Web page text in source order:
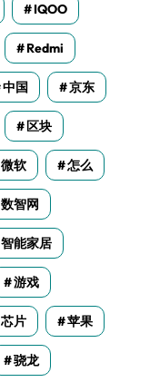
IQOO
Redmi
中国 京东
区块
微软 怎么
数智网
智能家居
游戏
芯片 苹果
骁龙